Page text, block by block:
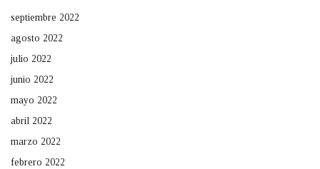
septiembre 2022
agosto 2022
julio 2022
junio 2022
mayo 2022
abril 2022
marzo 2022
febrero 2022